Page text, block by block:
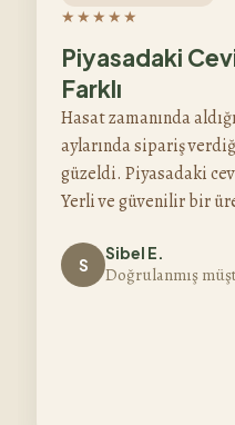
★★★★★
Piyasadaki
Farklı
Hasat zamanında
aylarında sipariş
güzeldi. Piyasadaki
Yerli ve güvenilir bir
S
Sibel E.
Doğrulanmış